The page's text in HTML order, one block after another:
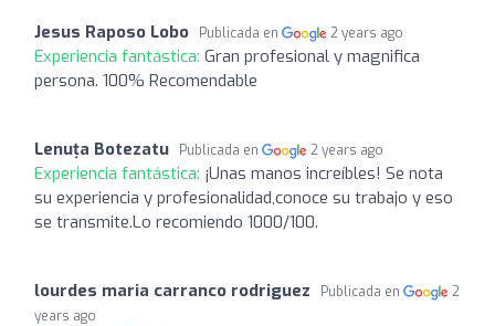
Jesus Raposo Lobo Publicada en 2 years ago
Experiencia fantástica: Gran profesional y magnifica
persona. 100% Recomendable
Lenuța Botezatu Publicada en 2 years ago
Experiencia fantástica: ¡Unas manos increíbles! Se nota
su experiencia y profesionalidad,conoce su trabajo y eso
se transmite.Lo recomiendo 1000/100.
lourdes maria carranco rodriguez Publicada en
2
years ago